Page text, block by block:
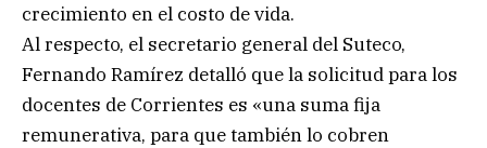
crecimiento en el costo de vida.
Al respecto, el secretario general del Suteco,
Fernando Ramírez detalló que la solicitud para los
docentes de Corrientes es «una suma fija
remunerativa, para que también lo cobren